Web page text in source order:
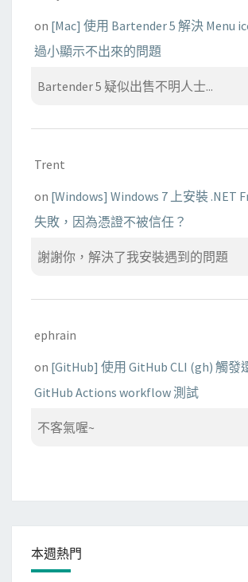
on [Mac] 使用 Bartender 5 解決 Menu
過小顯示不出來的問題
Bartender 5 疑似出售不明人士...
Trent
on [Windows] Windows 7 上安裝 .NET
失敗，因為憑證不被信任？
謝謝你，解決了我安裝遇到的問題
ephrain
on [GitHub] 使用 GitHub CLI (gh) 觸發
GitHub Actions workflow 測試
不客氣喔~
本週熱門